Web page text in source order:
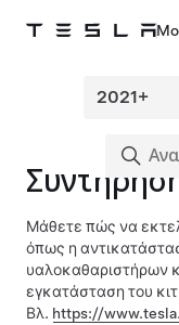
Μάθετε πώς να
όπως η
υαλοκαθαριστήρων
εγκατάσταση του
Βλ. https://